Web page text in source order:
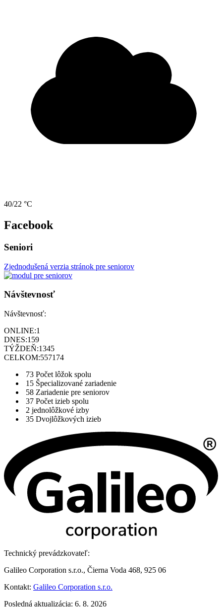
40/22 °C
Facebook
Seniori
Zjednodušená verzia stránok pre seniorov
Návštevnosť
Návštevnosť:
ONLINE:1
DNES:159
TÝŽDEŇ:1345
CELKOM:557174
73 Počet lôžok spolu
15 Špecializované zariadenie
58 Zariadenie pre seniorov
37 Počet izieb spolu
2 jednolôžkové izby
35 Dvojlôžkových izieb
Technický prevádzkovateľ:
Galileo Corporation s.r.o., Čierna Voda 468, 925 06
Kontakt: Galileo Corporation s.r.o.
Posledná aktualizácia: 6. 8. 2026